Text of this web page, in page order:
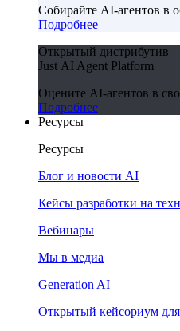
Собирайте AI-агентов в
Подробнее
Открытый дистрибутив
Just AI Agent Platform
Оцените AI-агентов в
Подробнее
Ресурсы
Ресурсы
Блог и новости AI
Кейсы разработки на
Вебинары
Мы в медиа
Generation AI
Открытый кейсориум для